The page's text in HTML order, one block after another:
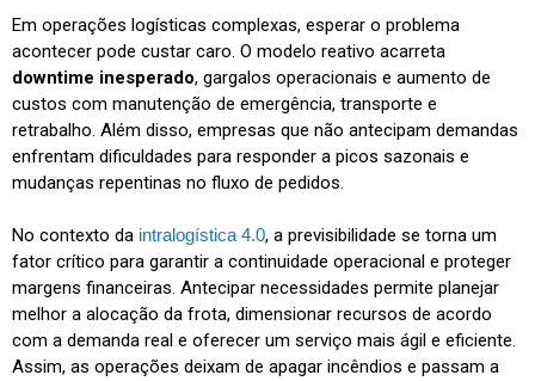
Em operações logísticas complexas, esperar o problema
acontecer pode custar caro. O modelo reativo acarreta
downtime inesperado, gargalos operacionais e aumento de
custos com manutenção de emergência, transporte e
retrabalho. Além disso, empresas que não antecipam demandas
enfrentam dificuldades para responder a picos sazonais e
mudanças repentinas no fluxo de pedidos.
No contexto da intralogística 4.0, a previsibilidade se torna um
fator crítico para garantir a continuidade operacional e proteger
margens financeiras. Antecipar necessidades permite planejar
melhor a alocação da frota, dimensionar recursos de acordo
com a demanda real e oferecer um serviço mais ágil e eficiente.
Assim, as operações deixam de apagar incêndios e passam a